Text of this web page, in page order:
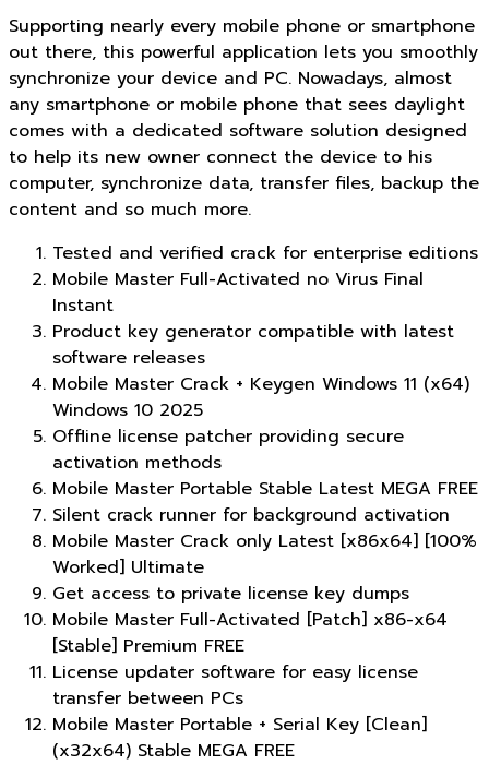
Supporting nearly every mobile phone or smartphone
out there, this powerful application lets you smoothly
synchronize your device and PC. Nowadays, almost
any smartphone or mobile phone that sees daylight
comes with a dedicated software solution designed
to help its new owner connect the device to his
computer, synchronize data, transfer files, backup the
content and so much more.
Tested and verified crack for enterprise editions
Mobile Master Full-Activated no Virus Final
Instant
Product key generator compatible with latest
software releases
Mobile Master Crack + Keygen Windows 11 (x64)
Windows 10 2025
Offline license patcher providing secure
activation methods
Mobile Master Portable Stable Latest MEGA FREE
Silent crack runner for background activation
Mobile Master Crack only Latest [x86x64] [100%
Worked] Ultimate
Get access to private license key dumps
Mobile Master Full-Activated [Patch] x86-x64
[Stable] Premium FREE
License updater software for easy license
transfer between PCs
Mobile Master Portable + Serial Key [Clean]
(x32x64) Stable MEGA FREE